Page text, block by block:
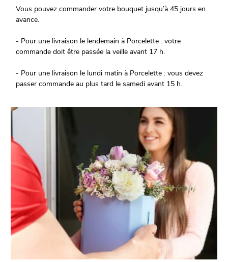
Vous pouvez commander votre bouquet jusqu’à 45 jours en
avance.
- Pour une livraison le lendemain à Porcelette : votre
commande doit être passée la veille avant 17 h.
- Pour une livraison le lundi matin à Porcelette : vous devez
passer commande au plus tard le samedi avant 15 h.